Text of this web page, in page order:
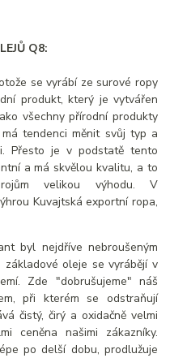
Q8:
se vyrábí ze surové ropy
produkt, který je vytvářen
všechny přírodní produkty
tendenci měnit svůj typ a
Přesto je v podstatě tento
a má skvělou kvalitu, a to
velikou výhodu. V
Kuvajtská exportní ropa,
byl nejdříve nebroušeným
oleje se vyrábějí v
Zde "dobrušujeme" náš
při kterém se odstraňují
čistý, čirý a oxidačně velmi
ceněna našimi zákazníky.
po delší dobu, prodlužuje